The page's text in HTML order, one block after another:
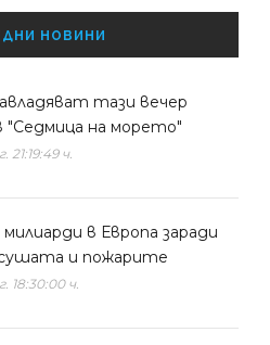
НОВИНИ
тази вечер
"Седмица на морето"
21:19:49 ч.
милиарди в Европа заради
и пожарите
18:30:00 ч.